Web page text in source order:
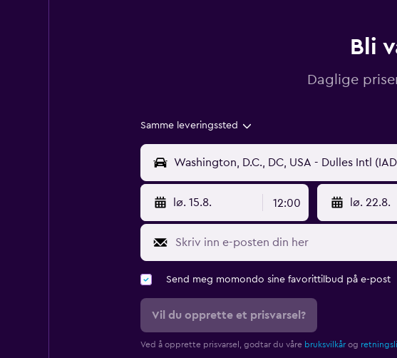
Bli
Daglige
Samme leveringssted
lø. 15.8. 12:00 lø. 22.8.
Send meg momondo sine favorittilbud på e-post
Vil du opprette et prisvarsel?
Ved å opprette prisvarsel, godtar du våre bruksvilkårog